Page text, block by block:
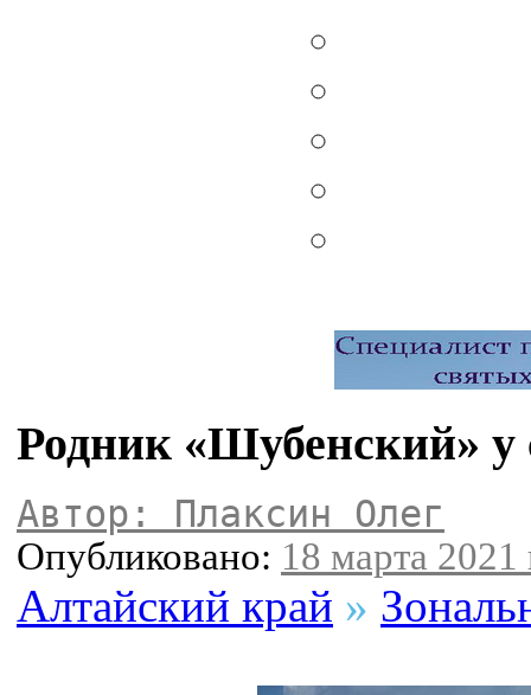
Родник «Шубенский» у
Автор: Плаксин Олег
Опубликовано: 18 марта 2021
Алтайский край »